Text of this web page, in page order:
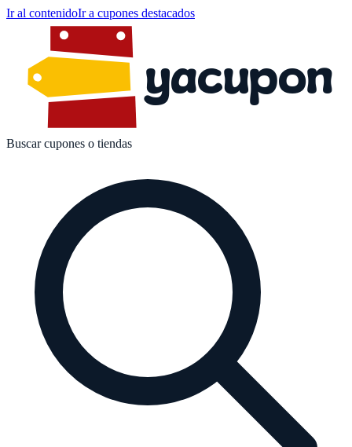
Ir al contenidoIr a cupones destacados
yacupon
Buscar cupones o tiendas